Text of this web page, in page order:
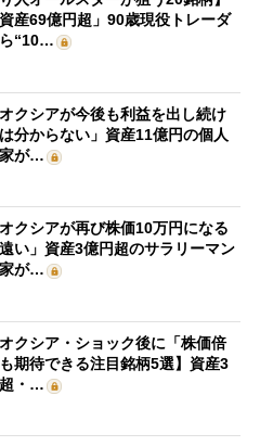
資産69億円超」90歳現役トレーダ
“10…
オクシアが今後も利益を出し続け
分からない」資産11億円の個人
が…
オクシアが再び株価10万円になる
い」資産3億円超のサラリーマン
が…
オクシア・ショック後に「株価倍
期待できる注目銘柄5選】資産3
・…